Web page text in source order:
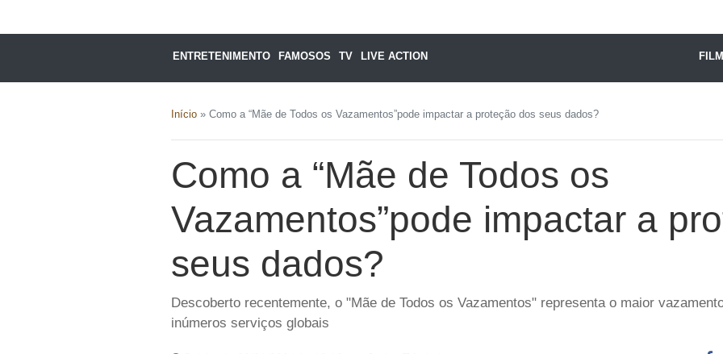
ENTRETENIMENTO FAMOSOS TV LIVE ACTION
Início » Como a “Mãe de Todos os Vazamentos”pode impactar a proteção dos seus dados?
Como a “Mãe de Todos os
Vazamentos”pode impactar a
seus dados?
Descoberto recentemente, o "Mãe de Todos os Vazamentos" representa o maior
inúmeros serviços globais